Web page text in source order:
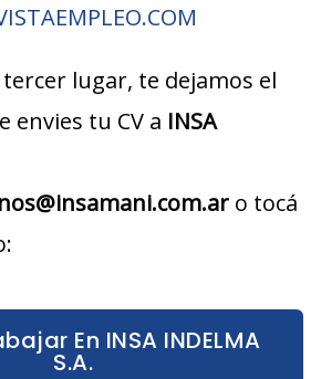
lugar, te dejamos el
envies tu CV a INSA
o tocá
En INSA INDELMA
S.A.